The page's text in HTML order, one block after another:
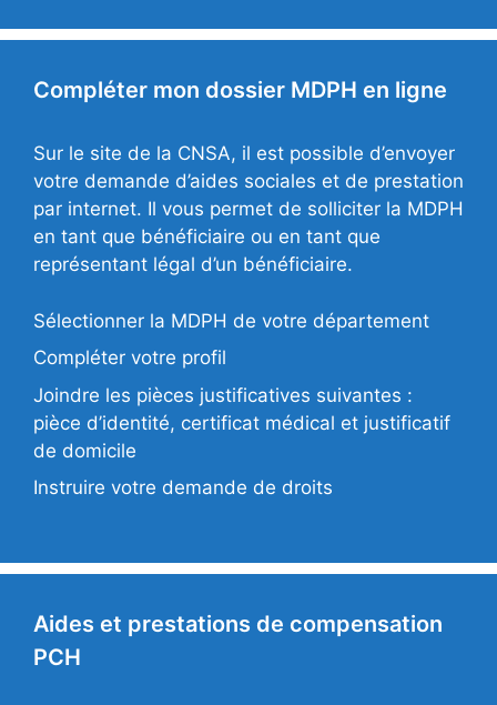
Compléter mon dossier MDPH en ligne
Sur le site de la CNSA, il est possible d’envoyer
votre demande d’aides sociales et de prestation
par internet. Il vous permet de solliciter la MDPH
en tant que bénéficiaire ou en tant que
représentant légal d’un bénéficiaire.
Sélectionner la MDPH de votre département
Compléter votre profil
Joindre les pièces justificatives suivantes :
pièce d’identité, certificat médical et justificatif
de domicile
Instruire votre demande de droits
Aides et prestations de compensation
PCH